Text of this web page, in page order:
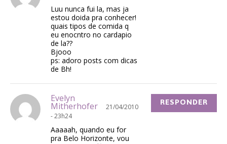
Luu nunca fui la, mas ja
estou doida pra conhecer!
quais tipos de comida q
eu enocntro no cardapio
de la??
Bjooo
ps: adoro posts com dicas
de Bh!
Evelyn
Mitherhofer
21/04/2010
- 23h24
Aaaaah, quando eu for
pra Belo Horizonte, vou
RESPONDER